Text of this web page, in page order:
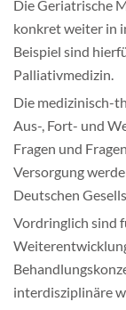
Die Geriatrische
konkret weiter in
Beispiel sind
Palliativmedizin.
Die medizinisch-
Aus-, Fort- und
Fragen und
Versorgung
Deutschen
Vordringlich sind
interdisziplinäre